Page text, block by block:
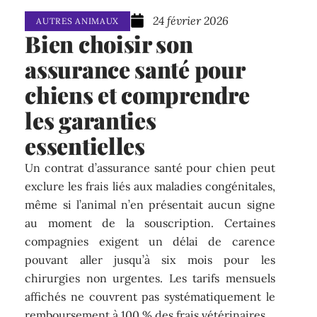
AUTRES ANIMAUX 24 février 2026
Bien choisir son
assurance santé pour
chiens et comprendre
les garanties
essentielles
Un contrat d’assurance santé pour chien peut
exclure les frais liés aux maladies congénitales,
même si l’animal n’en présentait aucun signe
au moment de la souscription. Certaines
compagnies exigent un délai de carence
pouvant aller jusqu’à six mois pour les
chirurgies non urgentes. Les tarifs mensuels
affichés ne couvrent pas systématiquement le